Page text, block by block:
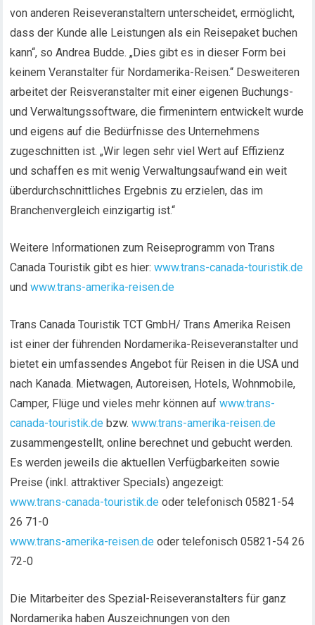
von anderen Reiseveranstaltern unterscheidet, ermöglicht,
dass der Kunde alle Leistungen als ein Reisepaket buchen
kann“, so Andrea Budde. „Dies gibt es in dieser Form bei
keinem Veranstalter für Nordamerika-Reisen.“ Desweiteren
arbeitet der Reisveranstalter mit einer eigenen Buchungs-
und Verwaltungssoftware, die firmenintern entwickelt wurde
und eigens auf die Bedürfnisse des Unternehmens
zugeschnitten ist. „Wir legen sehr viel Wert auf Effizienz
und schaffen es mit wenig Verwaltungsaufwand ein weit
überdurchschnittliches Ergebnis zu erzielen, das im
Branchenvergleich einzigartig ist.“
Weitere Informationen zum Reiseprogramm von Trans
Canada Touristik gibt es hier:www.trans-canada-touristik.de
undwww.trans-amerika-reisen.de
Trans Canada Touristik TCT GmbH/ Trans Amerika Reisen
ist einer der führenden Nordamerika-Reiseveranstalter und
bietet ein umfassendes Angebot für Reisen in die USA und
nach Kanada. Mietwagen, Autoreisen, Hotels, Wohnmobile,
Camper, Flüge und vieles mehr können aufwww.trans-
canada-touristik.de bzw.www.trans-amerika-reisen.de
zusammengestellt, online berechnet und gebucht werden.
Es werden jeweils die aktuellen Verfügbarkeiten sowie
Preise (inkl. attraktiver Specials) angezeigt:
www.trans-canada-touristik.de oder telefonisch 05821-54
26 71-0
www.trans-amerika-reisen.de oder telefonisch 05821-54 26
72-0
Die Mitarbeiter des Spezial-Reiseveranstalters für ganz
Nordamerika haben Auszeichnungen von den